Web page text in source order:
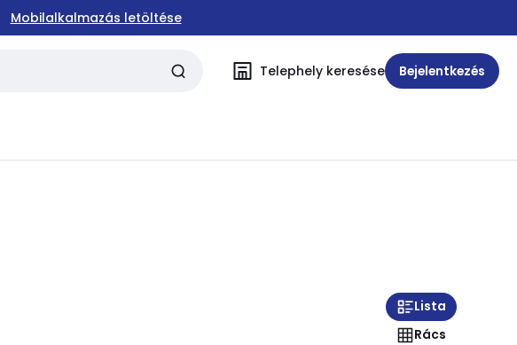
Mobilalkalmazás letöltése
Telephely keresése Bejelentkezés
Lista
Rács